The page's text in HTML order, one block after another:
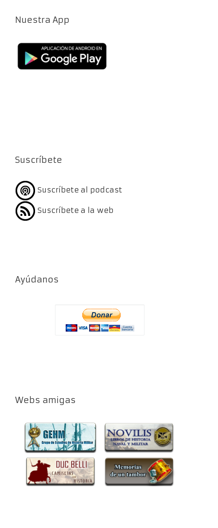
Nuestra App
Suscríbete
Suscríbete al podcast
Suscríbete a la web
Ayúdanos
Webs amigas